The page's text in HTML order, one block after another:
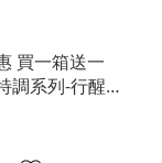
買一箱送一
調系列-行醒飲
期20270410